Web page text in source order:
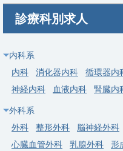
募集科目
勤務地 北海道 江
【札幌市清田区】整形外科
み／当直は軽負担／ワーク
求人病院名
医療法人社団
病院
診療科別求人
内科系
内科
消化器内科 循環器内
神経内科
血液内科 腎臓内
外科系
外科
整形外科 脳神経外科
心臓血管外科
乳腺外科 形